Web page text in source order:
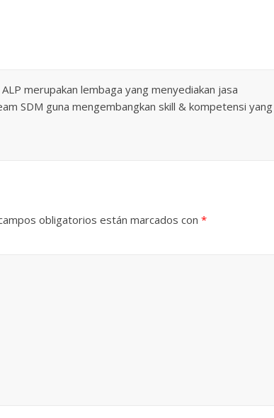
merupakan lembaga yang menyediakan jasa
SDM guna mengembangkan skill & kompetensi yang
obligatorios están marcados con *